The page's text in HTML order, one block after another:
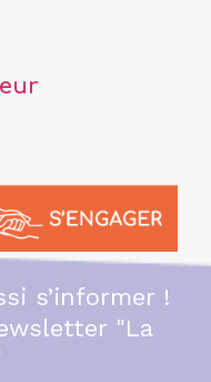
s’informer !
"La